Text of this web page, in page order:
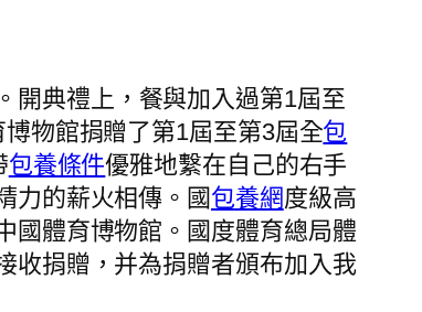
開典禮上，餐與加入過第1屆至
物館捐贈了第1屆至第3屆全包
包養條件優雅地繫在自己的右手
力的薪火相傳。國 包養網度級高
國體育博物館。國度體育總局體
收捐贈，并為捐贈者頒布加入我